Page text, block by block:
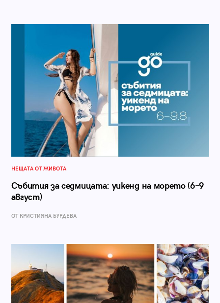
НЕЩАТА ОТ ЖИВОТА
Събития за седмицата: уикенд на морето (6–9
август)
ОТ КРИСТИЯНА БУРДЕВА